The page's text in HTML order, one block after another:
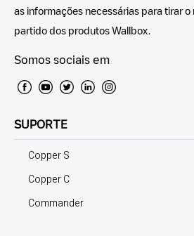
as informações necessárias para tirar o
partido dos produtos Wallbox.
Somos sociais em
SUPORTE
Copper S
Copper C
Commander